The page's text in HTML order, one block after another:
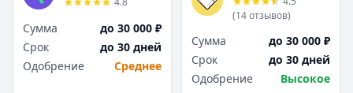
Сумма
до 30 000 ₽
Срок
до 30 дней
Одобрение
Среднее
(14отзывов)
Сумма
до 30 000 ₽
Срок
до 30 дней
Одобрение
Высокое